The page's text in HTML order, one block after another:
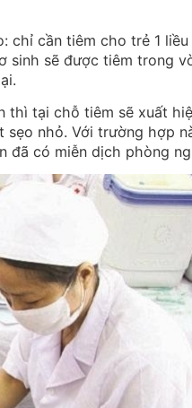
chỉ cần tiêm cho trẻ 1
sinh sẽ được tiêm trong
thì tại chỗ tiêm sẽ xuất
nhỏ. Với trường hợp
đã có miễn dịch phòng